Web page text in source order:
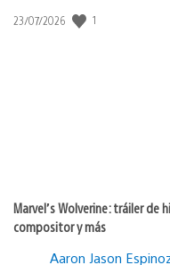
Fecha
23/07/2026 1
Marvel’s Wolverine: tráiler de
compositor y más
Aaron Jason